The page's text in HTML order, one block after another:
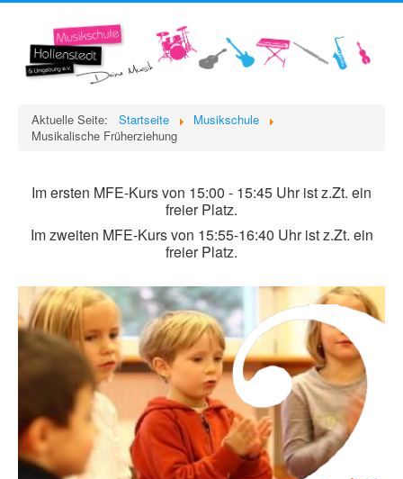
Aktuelle Seite: Startseite
Musikschule
Musikalische Früherziehung
Im ersten MFE-Kurs von 15:00 - 15:45 Uhr ist z.Zt. ein
freier Platz.
Im zweiten MFE-Kurs von 15:55-16:40 Uhr ist z.Zt. ein
freier Platz.